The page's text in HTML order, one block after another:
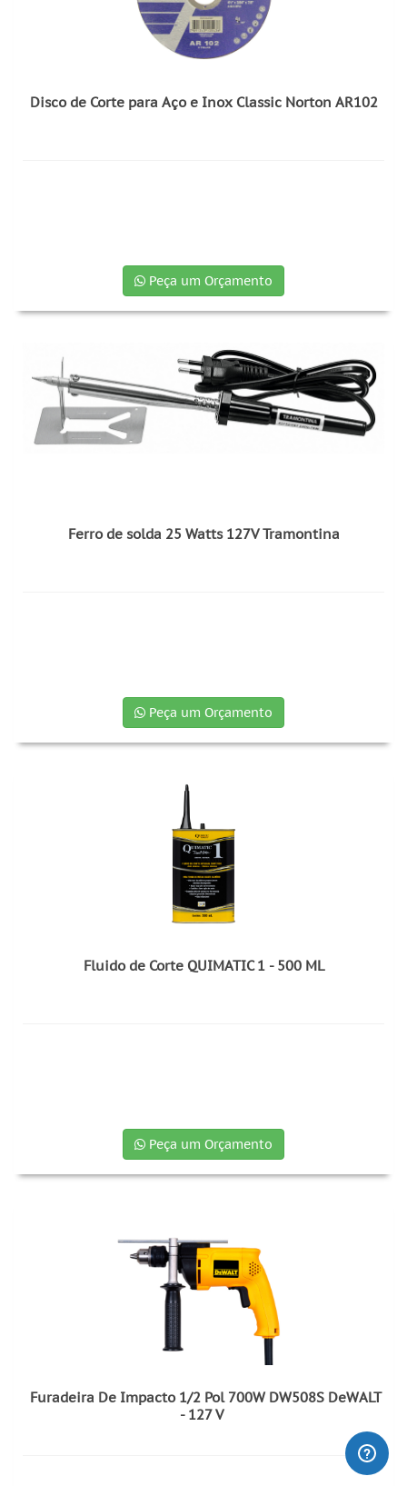
Disco de Corte para Aço e Inox Classic Norton AR102
Peça um Orçamento
Ferro de solda 25 Watts 127V Tramontina
Peça um Orçamento
Fluido de Corte QUIMATIC 1 - 500 ML
Peça um Orçamento
Furadeira De Impacto 1/2 Pol 700W DW508S DeWALT
- 127 V